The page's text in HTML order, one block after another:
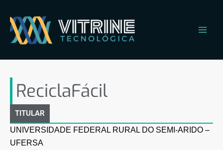
para
conteúdo
ReciclaFácil
TITULAR
UNIVERSIDADE FEDERAL RURAL DO SEMI-ARIDO –
UFERSA